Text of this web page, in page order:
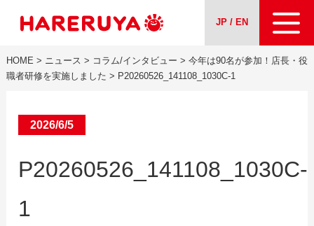
JP / EN
会社案内
HOME > ニュース > コラム/インタビュー > 今年は90名が参加！店長・役
職者研修を実施しました > P20260526_141108_1030C-1
2026/6/5
P20260526_141108_1030C-
1